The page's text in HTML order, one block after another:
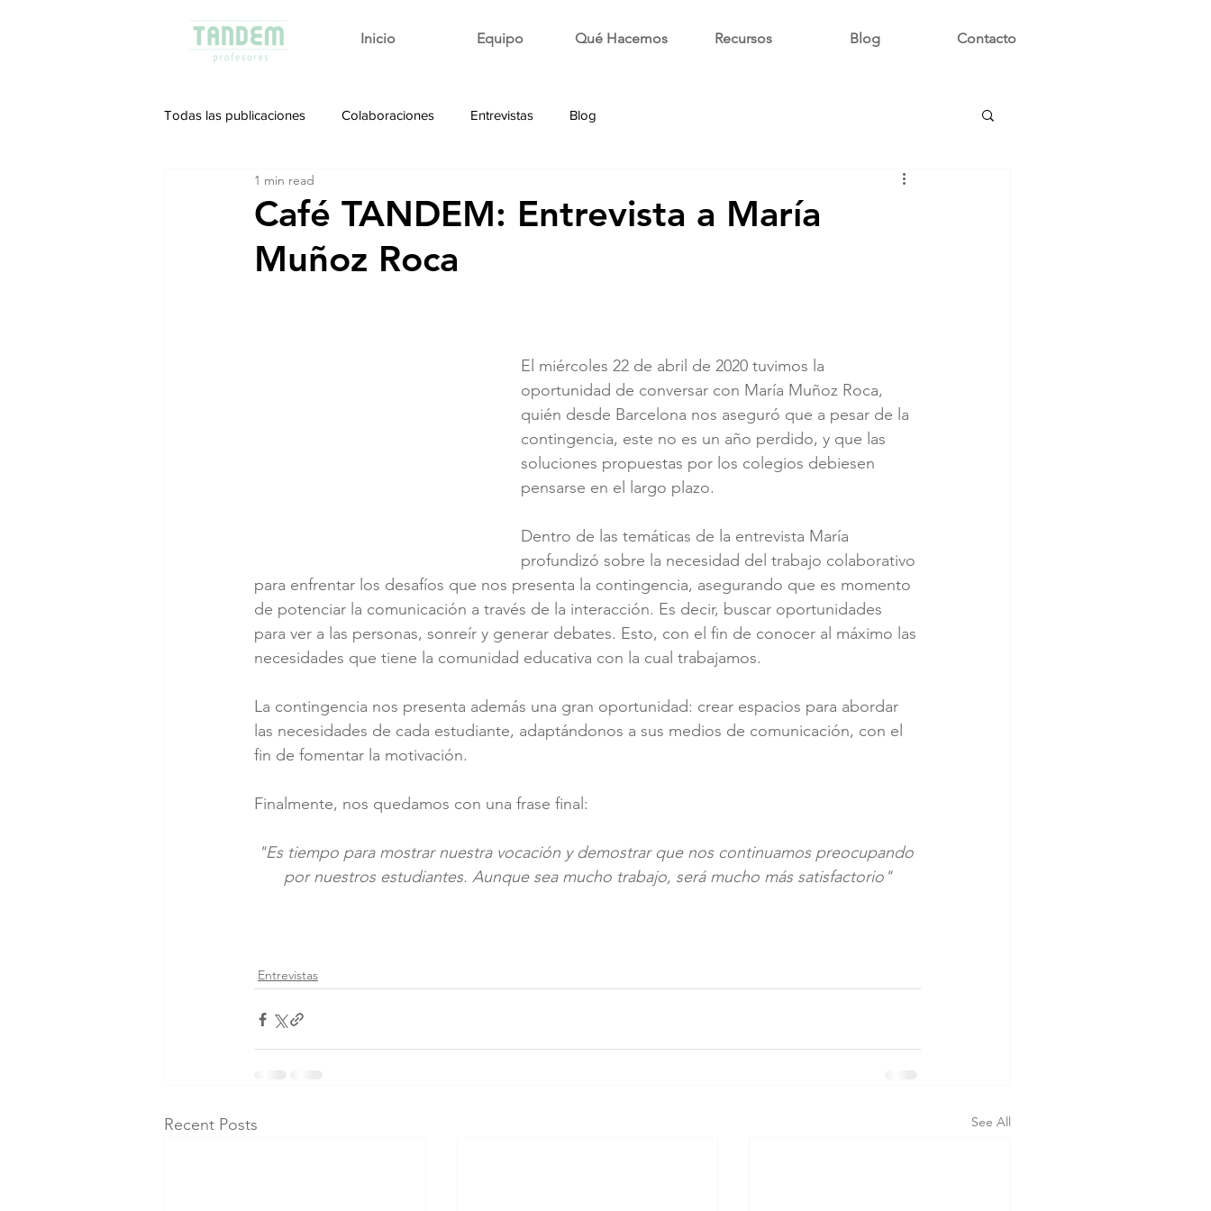
Inicio Equipo Qué Hacemos Recursos Blog Contacto
Todas las publicaciones Colaboraciones Entrevistas Blog
Café TANDEM: Entrevista a María
Muñoz Roca
1 min read
El miércoles 22 de abril de 2020 tuvimos la
oportunidad de conversar con María Muñoz Roca,
quién desde Barcelona nos aseguró que a pesar de la
contingencia, este no es un año perdido, y que las
soluciones propuestas por los colegios debiesen
pensarse en el largo plazo.
Dentro de las temáticas de la entrevista María
profundizó sobre la necesidad del trabajo colaborativo
para enfrentar los desafíos que nos presenta la contingencia, asegurando que es momento
de potenciar la comunicación a través de la interacción. Es decir, buscar oportunidades
para ver a las personas, sonreír y generar debates. Esto, con el fin de conocer al máximo las
necesidades que tiene la comunidad educativa con la cual trabajamos.
La contingencia nos presenta además una gran oportunidad: crear espacios para abordar
las necesidades de cada estudiante, adaptándonos a sus medios de comunicación, con el
fin de fomentar la motivación.
Finalmente, nos quedamos con una frase final:
"Es tiempo para mostrar nuestra vocación y demostrar que nos continuamos preocupando
por nuestros estudiantes. Aunque sea mucho trabajo, será mucho más satisfactorio"
Entrevistas
Recent Posts See All